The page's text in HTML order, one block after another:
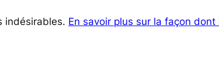
indésirables. En savoir plus sur la façon